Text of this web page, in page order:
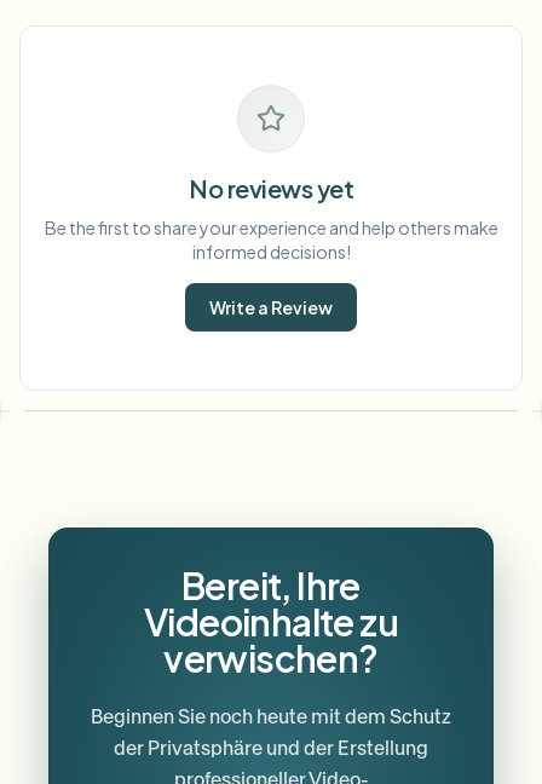
No reviews yet
Be the first to share your experience and help others make
informed decisions!
Write a Review
Bereit, Ihre
Videoinhalte zu
verwischen?
Beginnen Sie noch heute mit dem Schutz
der Privatsphäre und der Erstellung
professioneller Video-